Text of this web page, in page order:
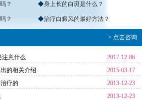
？ ◆身上长的白斑是什么？
？ ◆治疗白癜风的最好方法？
> 点击咨询
注意什么
2017-12-06
的相关介绍
2015-03-17
疗的
2013-12-23
2013-12-23